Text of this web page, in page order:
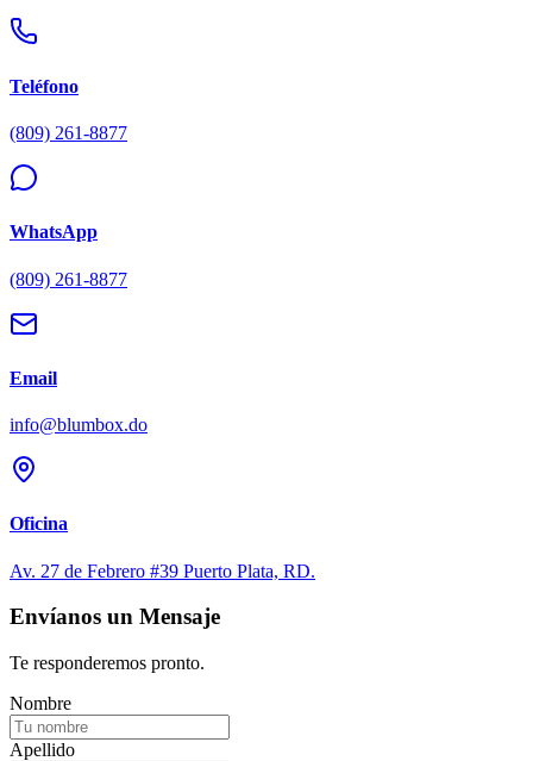
Teléfono
(809) 261-8877
WhatsApp
(809) 261-8877
Email
info@blumbox.do
Oficina
Av. 27 de Febrero #39 Puerto Plata, RD.
Envíanos un Mensaje
Te responderemos pronto.
Nombre
Apellido